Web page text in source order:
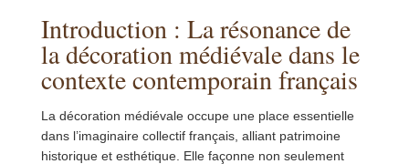
Introduction : La résonance de
la décoration médiévale dans le
contexte contemporain français
La décoration médiévale occupe une place essentielle
dans l’imaginaire collectif français, alliant patrimoine
historique et esthétique. Elle façonne non seulement